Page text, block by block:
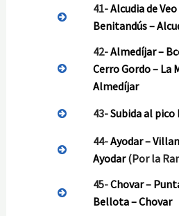
41-Alcudia de
Benitandús –
42-Almedíjar –
Cerro Gordo – La
Almedíjar
43-Subida al
44-Ayodar –
Ayodar (Por la
45-Chovar –
Bellota – Chovar